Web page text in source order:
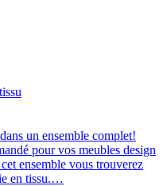
un ensemble complet!
pour vos meubles design
ensemble vous trouverez
en tissu.…